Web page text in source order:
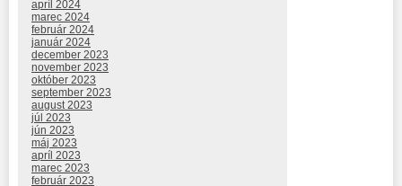
apríl 2024
marec 2024
február 2024
január 2024
december 2023
november 2023
október 2023
september 2023
august 2023
júl 2023
jún 2023
máj 2023
apríl 2023
marec 2023
február 2023